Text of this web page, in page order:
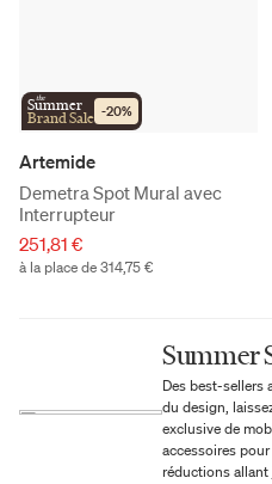
the
Summer
Brand Sale -20%
Artemide
Demetra Spot Mural avec
Interrupteur
251,81 €
à la place de 314,75 €
Summer
Des best-sellers
du design,
exclusive de
accessoires
réductions allant